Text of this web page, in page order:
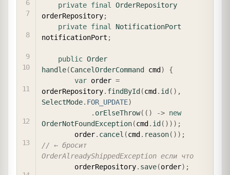
private final
OrderRepository
orderRepository;
private final
NotificationPort
notificationPort ;
public Order
handle(CancelOrderCommand cmd)
{
var order =
orderRepository. findById(cmd. id( ) ,
SelectMode. FOR_UPDATE)
. orElseThrow( ( ) -> new
OrderNotFoundException(cmd. id( ) ) ) ;
        order
. cancel (cmd. reason( ) ) ;
// ← бросит
OrderAlreadyShippedException если что
        orderRepository
. save(order) ;